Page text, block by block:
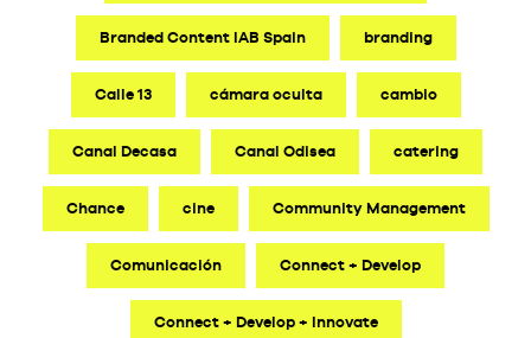
Branded Content IAB Spain branding
Calle 13 cámara oculta cambio
Canal Decasa Canal Odisea catering
Chance cine Community Management
Comunicación Connect + Develop
Connect + Develop + Innovate